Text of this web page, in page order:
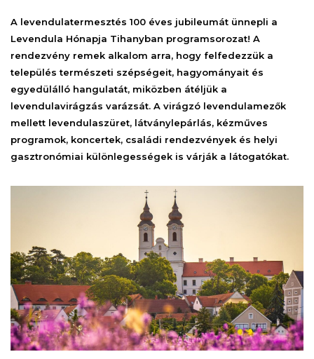
A levendulatermesztés 100 éves jubileumát ünnepli a
Levendula Hónapja Tihanyban programsorozat! A
rendezvény remek alkalom arra, hogy felfedezzük a
település természeti szépségeit, hagyományait és
egyedülálló hangulatát, miközben átéljük a
levendulavirágzás varázsát. A virágzó levendulamezők
mellett levendulaszüret, látványlepárlás, kézműves
programok, koncertek, családi rendezvények és helyi
gasztronómiai különlegességek is várják a látogatókat.